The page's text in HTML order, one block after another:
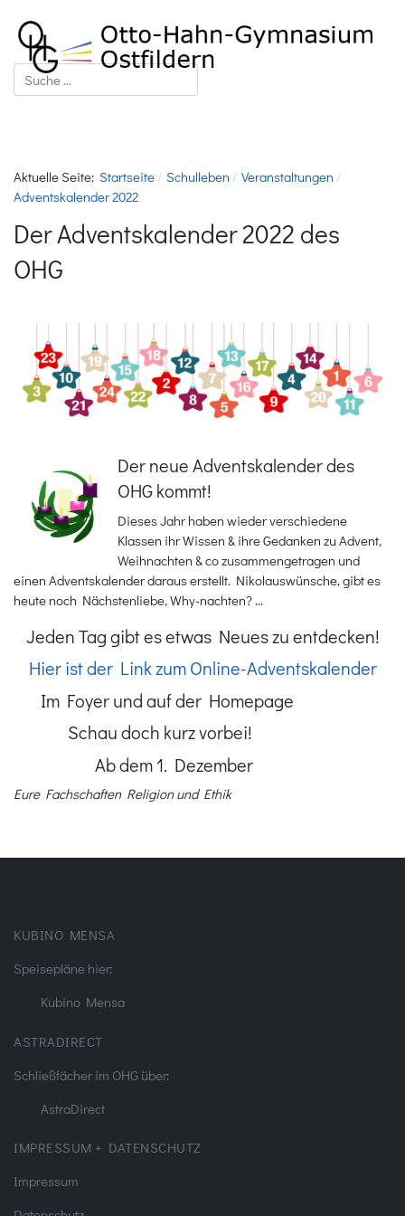
Suchen
Aktuelle Seite: Startseite Schulleben
Veranstaltungen
Adventskalender 2022
Der Adventskalender 2022 des
OHG
Der neue Adventskalender des
OHG kommt!
Dieses Jahr haben wieder verschiedene
Klassen ihr Wissen & ihre Gedanken zu Advent,
Weihnachten & co zusammengetragen und
einen Adventskalender daraus erstellt. Nikolauswünsche, gibt es
heute noch Nächstenliebe, Why-nachten? ...
Jeden Tag gibt es etwas Neues zu entdecken!
Hier ist der Link zum Online-Adventskalender
Im Foyer und auf der Homepage
Schau doch kurz vorbei!
Ab dem 1. Dezember
Eure Fachschaften Religion und Ethik
KUBINO MENSA
Speisepläne hier:
Kubino Mensa
ASTRADIRECT
Schließfächer im OHG über:
AstraDirect
IMPRESSUM + DATENSCHUTZ
Impressum